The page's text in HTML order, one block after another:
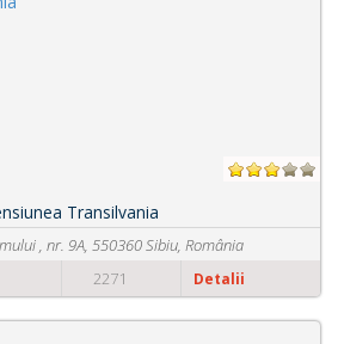
România
0